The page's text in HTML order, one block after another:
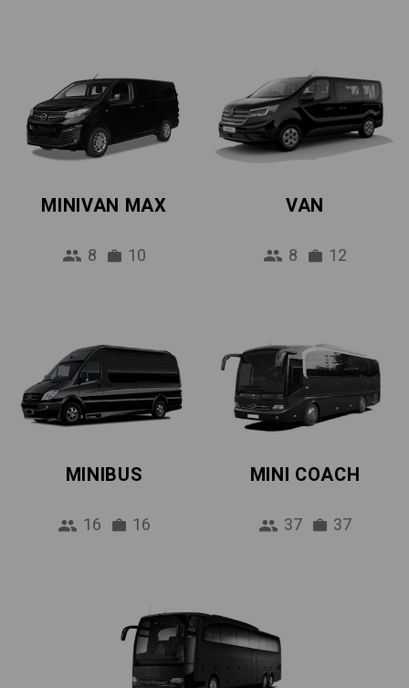
MINIVAN MAX
8 10
VAN
8 12
MINIBUS
16 16
MINI COACH
37 37